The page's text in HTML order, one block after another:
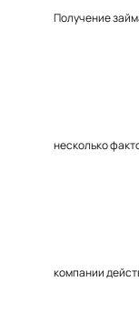
Получение
несколько
компании